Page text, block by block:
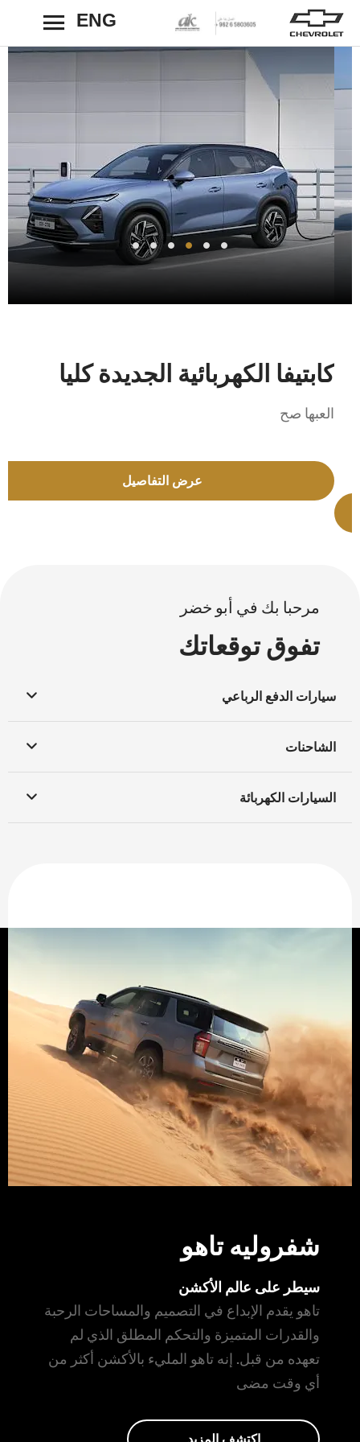
ENG رجوع
كابتيفا الكهربائية الجديدة كليا
العبها صح
عرض التفاصيل
مرحبا بك في أبو خضر
تفوق توقعاتك
سيارات الدفع الرباعي
الشاحنات
السيارات الكهربائة
شفروليه تاهو
سيطر على عالم الأكشن
تاهو يقدم الإبداع في التصميم والمساحات الرحبة
والقدرات المتميزة والتحكم المطلق الذي لم
تعهده من قبل. إنه تاهو المليء بالأكشن أكثر من
أي وقت مضى
إكتشف المزيد